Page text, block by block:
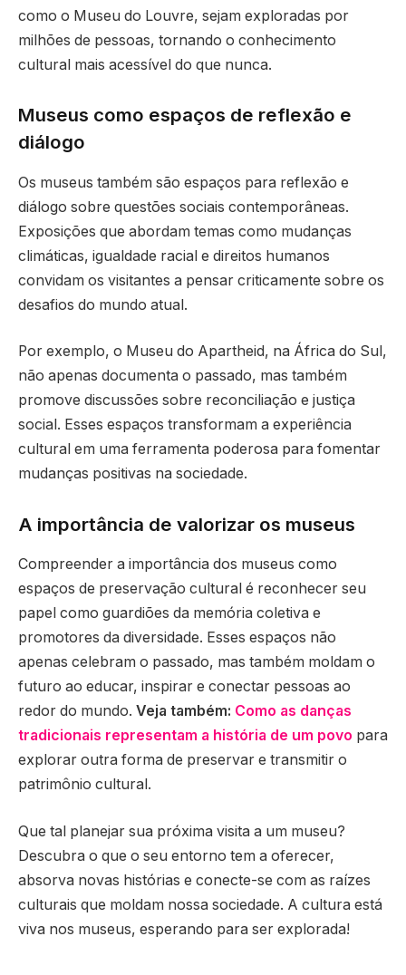
como o Museu do Louvre, sejam exploradas por
milhões de pessoas, tornando o conhecimento
cultural mais acessível do que nunca.
Museus como espaços de reflexão e
diálogo
Os museus também são espaços para reflexão e
diálogo sobre questões sociais contemporâneas.
Exposições que abordam temas como mudanças
climáticas, igualdade racial e direitos humanos
convidam os visitantes a pensar criticamente sobre os
desafios do mundo atual.
Por exemplo, o Museu do Apartheid, na África do Sul,
não apenas documenta o passado, mas também
promove discussões sobre reconciliação e justiça
social. Esses espaços transformam a experiência
cultural em uma ferramenta poderosa para fomentar
mudanças positivas na sociedade.
A importância de valorizar os museus
Compreender a importância dos museus como
espaços de preservação cultural é reconhecer seu
papel como guardiões da memória coletiva e
promotores da diversidade. Esses espaços não
apenas celebram o passado, mas também moldam o
futuro ao educar, inspirar e conectar pessoas ao
redor do mundo. Veja também: Como as danças
tradicionais representam a história de um povo para
explorar outra forma de preservar e transmitir o
patrimônio cultural.
Que tal planejar sua próxima visita a um museu?
Descubra o que o seu entorno tem a oferecer,
absorva novas histórias e conecte-se com as raízes
culturais que moldam nossa sociedade. A cultura está
viva nos museus, esperando para ser explorada!